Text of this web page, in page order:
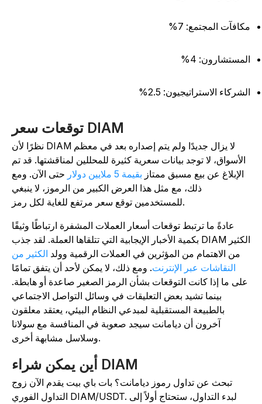
المجتمع: 7%
4%
الاستراتيجيون: 2.5%
توقعات سعر DIAM
نظرًا لأن DIAM لا يزال جديدًا ولم يتم إصداره بعد في معظم
الأسواق، لا توجد بيانات سعرية كثيرة للمحللين لمناقشتها. قد تم
الإبلاغ عن بيع مسبق ممتازبقيمة 5 ملايين دولار
حتى الآن. ومع
ذلك، مع مثل هذا العرض الكبير من الرموز، لا ينبغي
عادةً ما ترتبط توقعات أسعار العملات المشفرة ارتباطًا وثيقًا
بكمية الأخبار الإيجابية التي تتلقاها العملة. لقد جذب DIAM الكثير
من الاهتمام من المؤثرين في العملات الرقمية وولدالكثير من
النقاشات عبر الإنترنت . ومع ذلك، لا يمكن لأحد أن يتفق تمامًا
على ما إذا كانت التوقعات بشأن الرمز الصغير صاعدة أو هابطة.
بينما تشيد بعض التعليقات في وسائل التواصل الاجتماعي
بالطبيعة المستقبلية لمبدعي النظام البيئي، يعتقد معلقون
آخرون أن ديامانت سيجد صعوبة في المنافسة مع سولانا
أين يمكن شراء DIAM
تبحث عن تداول رموز ديامانت؟ بات باي بيت يقدم الآن زوج
التداول الفوري DIAM/USDT. لبدء التداول، ستحتاج أولاً إلى